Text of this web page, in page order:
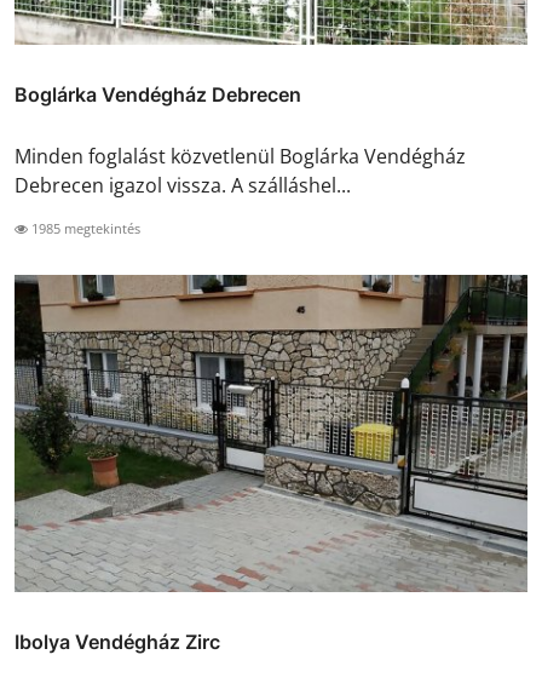
Boglárka Vendégház Debrecen
Minden foglalást közvetlenül Boglárka Vendégház
Debrecen igazol vissza. A szálláshel...
1985 megtekintés
Ibolya Vendégház Zirc